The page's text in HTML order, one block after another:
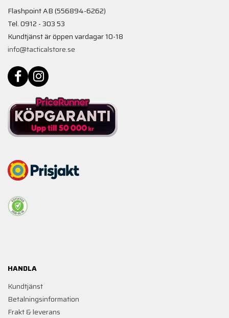
Flashpoint AB (556894-6262)
Tel. 0912 - 303 53
Kundtjänst är öppen vardagar 10-18
info@tacticalstore.se
HANDLA
Kundtjänst
Betalningsinformation
Frakt & leverans